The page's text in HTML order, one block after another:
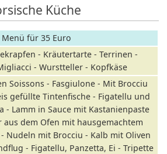
Küche
Menü für 35 Euro
- Kräutertarte - Terrinen -
- Wurstteller - Kopfkäse
Soissons - Fasgiulone - Mit Brocciu
gefüllte Tintenfische - Figatellu und
- Lamm in Sauce mit Kastanienpaste
aus dem Ofen mit hausgemachtem
- Nudeln mit Brocciu - Kalb mit Oliven
- Figatellu, Panzetta, Ei - Tripette